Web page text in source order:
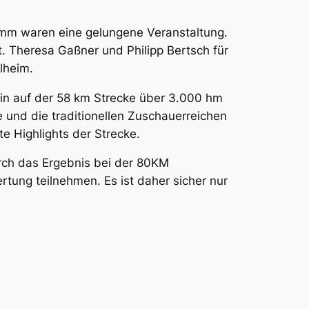
waren eine gelungene Veranstaltung.
Theresa Gaßner und Philipp Bertsch für
auf der 58 km Strecke über 3.000 hm
die traditionellen Zuschauerreichen
Highlights der Strecke.
das Ergebnis bei der 80KM
teilnehmen. Es ist daher sicher nur